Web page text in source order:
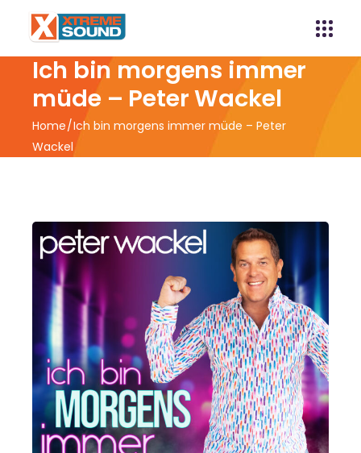
Ich bin morgens immer
müde – Peter Wackel
Home Ich bin morgens immer müde – Peter
Wackel